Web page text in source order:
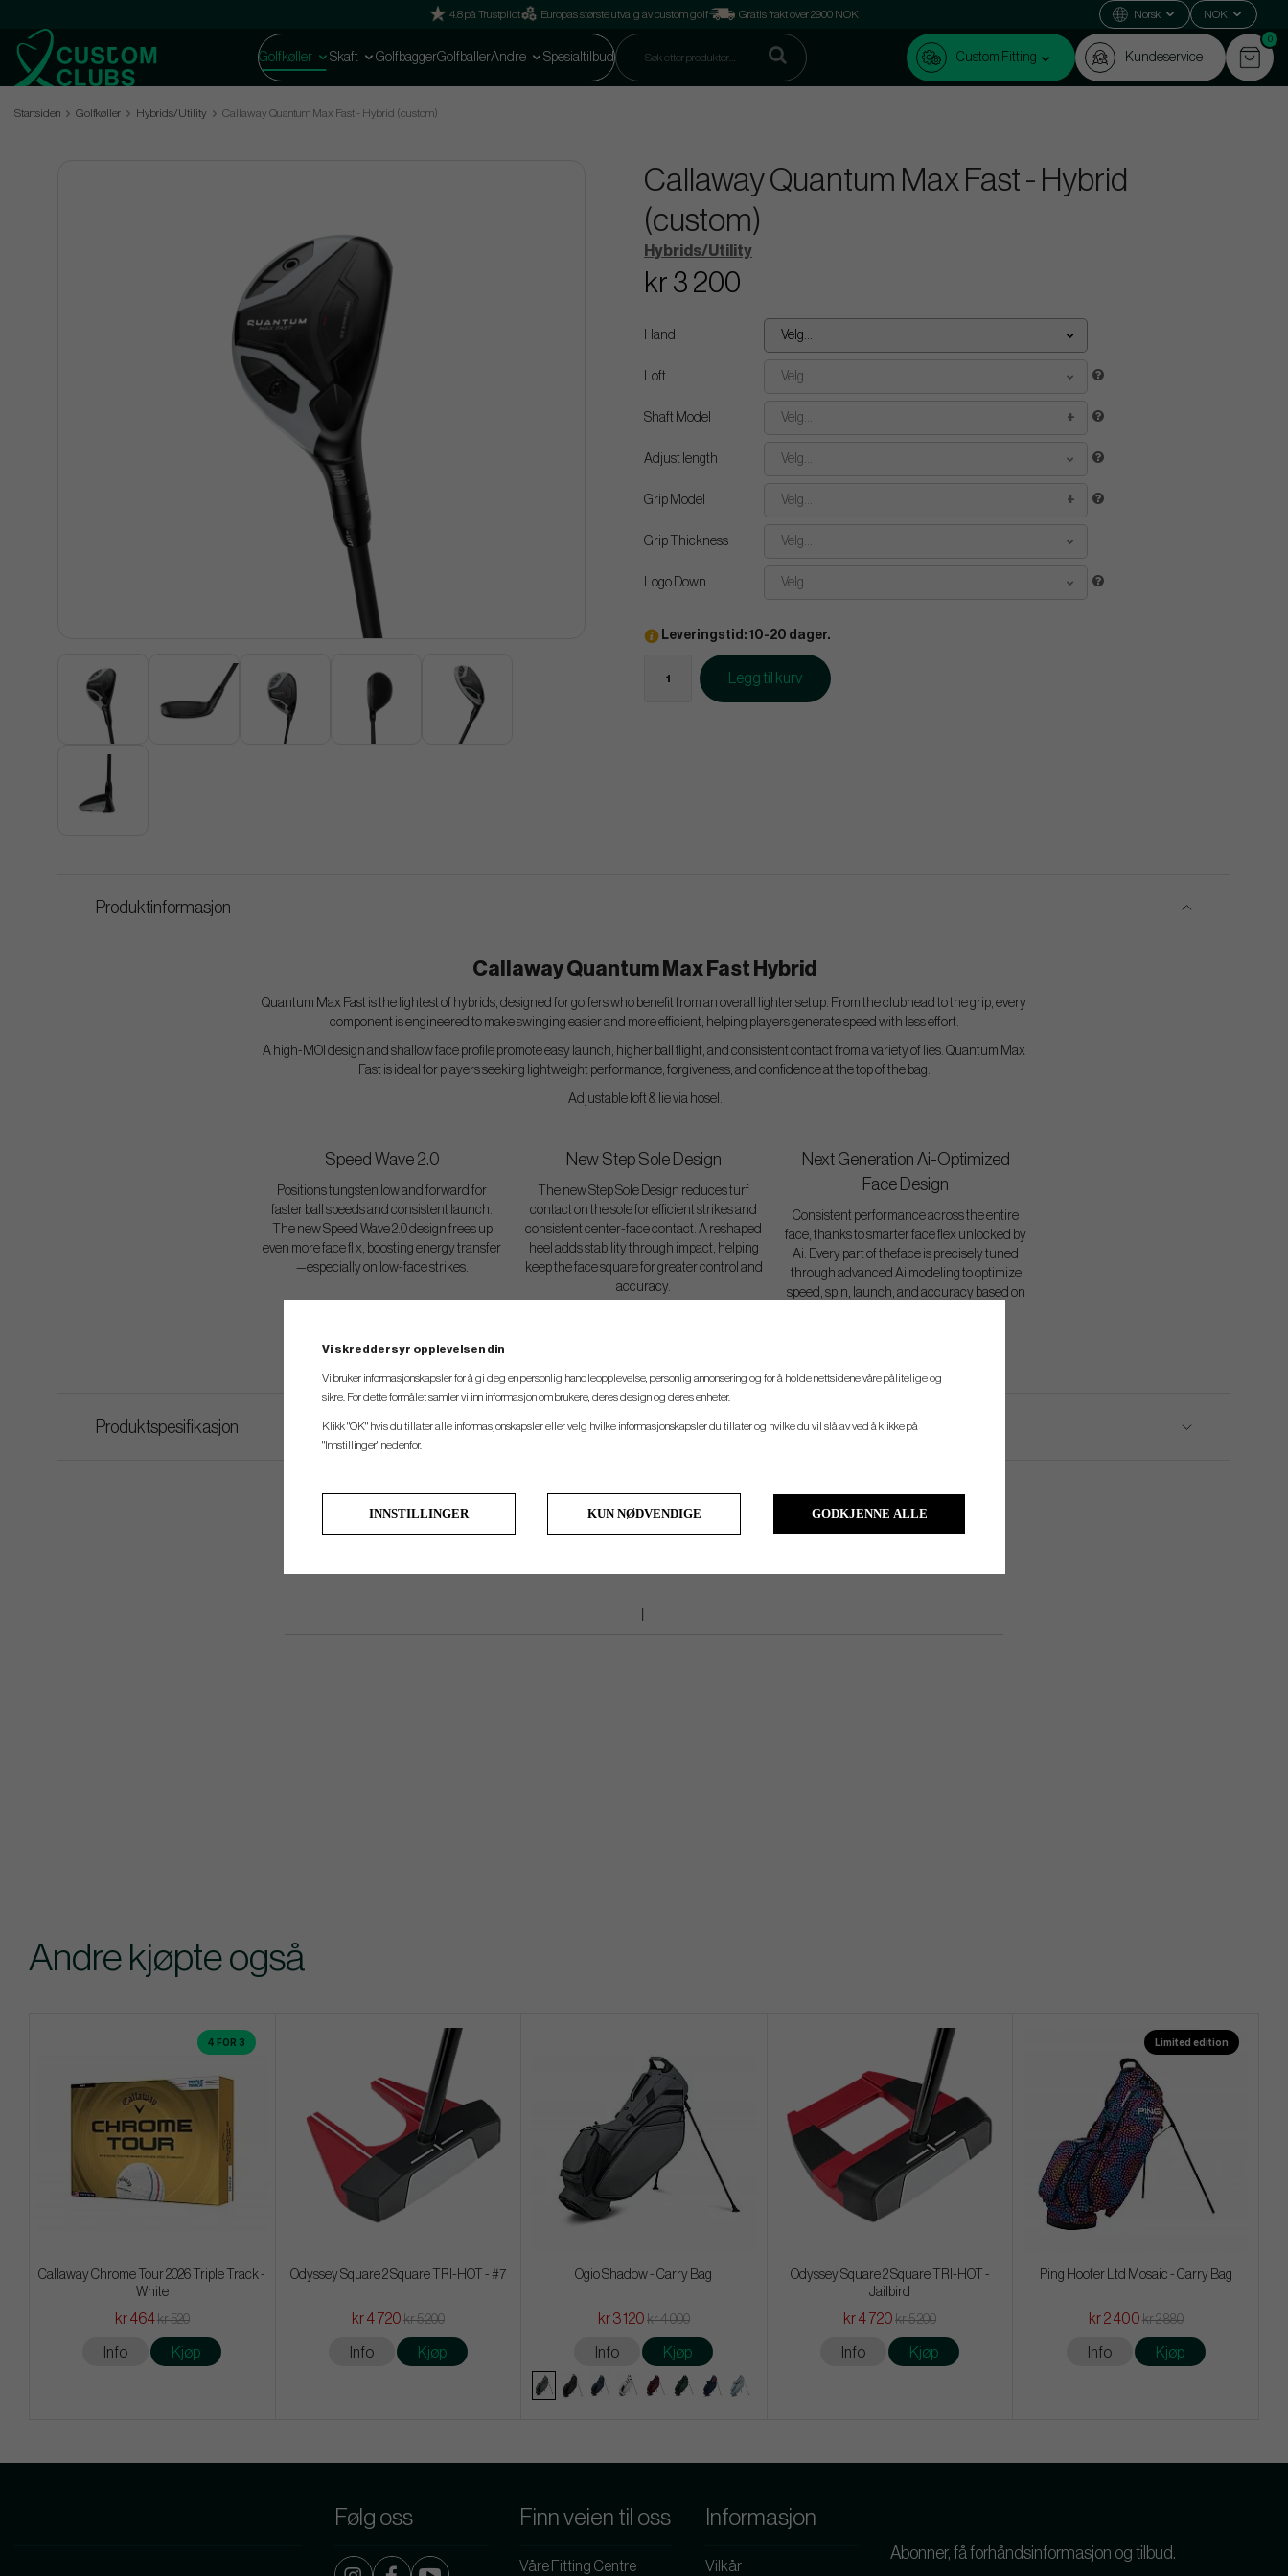
4.8 på Trustpilot Europas største utvalg av custom golf Gratis frakt over 2900 NOK Norsk NOK
Golfkøller Skaft GolfbaggerGolfballerAndre Spesialtilbud Custom Fitting Kundeservice
0
Startsiden Golfkøller Hybrids/Utility Callaway Quantum Max Fast - Hybrid (custom)
Callaway Quantum Max Fast - Hybrid
(custom)
Hybrids/Utility
kr 3 200
Hand Velg...
Loft Velg...
Shaft Model Velg...
Adjust length Velg...
Grip Model Velg...
Grip Thickness Velg...
Logo Down Velg...
Leveringstid: 10-20 dager.
Legg til kurv
Produktinformasjon
Callaway Quantum Max Fast Hybrid
Quantum Max Fast is the lightest of hybrids, designed for golfers who benefit from an overall lighter setup. From the clubhead to the grip, every
component is engineered to make swinging easier and more efficient, helping players generate speed with less effort.
A high-MOI design and shallow face profile promote easy launch, higher ball flight, and consistent contact from a variety of lies. Quantum Max
Fast is ideal for players seeking lightweight performance, forgiveness, and confidence at the top of the bag.
Adjustable loft & lie via hosel.
Speed Wave 2.0
Positions tungsten low and forward for
faster ball speeds and consistent launch.
The new Speed Wave 2.0 design frees up
even more face fl x, boosting energy transfer
—especially on low-face strikes.
New Step Sole Design
The new Step Sole Design reduces turf
contact on the sole for efficient strikes and
consistent center-face contact. A reshaped
heel adds stability through impact, helping
keep the face square for greater control and
accuracy.
Next Generation Ai-Optimized
Face Design
Consistent performance across the entire
face, thanks to smarter face flex unlocked by
Ai. Every part of theface is precisely tuned
through advanced Ai modeling to optimize
speed, spin, launch, and accuracy based on
Produktspesifikasjon
Andre kjøpte også
4 FOR 3
Callaway Chrome Tour 2026 Triple Track -
White
kr 464kr 520
Info Kjøp
Odyssey Square 2 Square TRI-HOT - #7
kr 4 720 kr 5 200
Info Kjøp
Ogio Shadow - Carry Bag
kr 3 120 kr 4 000
Info Kjøp
Odyssey Square 2 Square TRI-HOT -
Jailbird
kr 4 720 kr 5 200
Info Kjøp
Limited edition
Ping Hoofer Ltd Mosaic - Carry Bag
kr 2 400 kr 2 880
Info Kjøp
Følg oss Finn veien til oss
Våre Fitting Centre
Informasjon
Vilkår
Abonner, få forhåndsinformasjon og tilbud.
Vi skreddersyr opplevelsen din
Vi bruker informasjonskapsler for å gi deg en personlig handleopplevelse, personlig annonsering og for å holde nettsidene våre pålitelige og
sikre. For dette formålet samler vi inn informasjon om brukere, deres design og deres enheter.
Klikk "OK" hvis du tillater alle informasjonskapsler eller velg hvilke informasjonskapsler du tillater og hvilke du vil slå av ved å klikke på
"Innstillinger" nedenfor.
INNSTILLINGER KUN NØDVENDIGE GODKJENNE ALLE